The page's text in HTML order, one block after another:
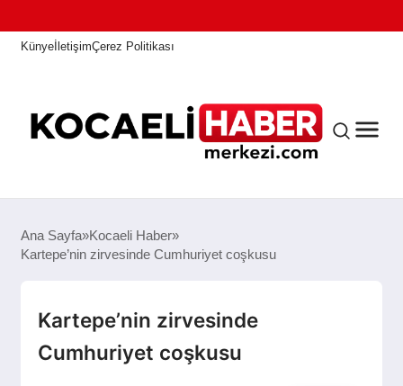
KünyeİletişimÇerez Politikası
ANASAYFA
ASAYIŞ
Ana Sayfa Kocaeli Haber
Kartepe’nin zirvesinde Cumhuriyet coşkusu
Kartepe’nin zirvesinde
Cumhuriyet coşkusu